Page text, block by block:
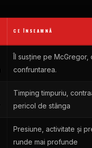
CE ÎNSEAMNĂ
Îl susține pe McGregor,
confruntarea.
Timping timpuriu,
pericol de stânga
Presiune, activitate și
runde mai profunde